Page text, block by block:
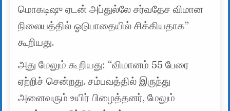
மொகடிஷு ஏடன் அப்துல்லே சர்வதேச விமான
நிலையத்தில் ஓடுபாதையில் சிக்கியதாக”
கூறியது.
அது மேலும் கூறியது: “விமானம் 55 பேரை
ஏற்றிச் சென்றது. சம்பவத்தில் இருந்து
அனைவரும் உயிர் பிழைத்தனர், மேலும்